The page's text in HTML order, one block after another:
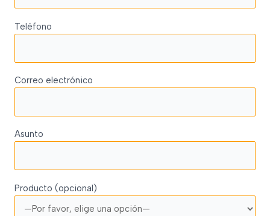
Teléfono
Correo electrónico
Asunto
Producto (opcional)